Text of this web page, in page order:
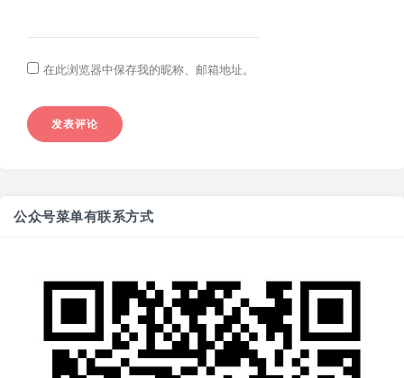
在此浏览器中保存我的昵称、邮箱地址。
公众号菜单有联系方式